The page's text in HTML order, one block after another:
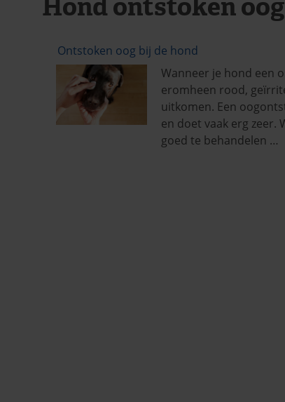
Ontstoken oog bij de hond
Wanneer je hond een
eromheen rood,
uitkomen. Een
en doet vaak erg zeer.
goed te behandelen …